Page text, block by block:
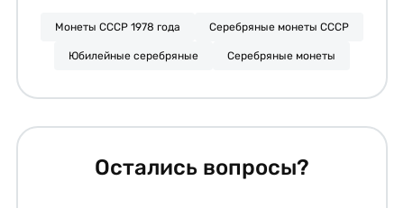
Монеты СССР 1978 года Серебряные монеты СССР
Юбилейные серебряные Серебряные монеты
Остались вопросы?